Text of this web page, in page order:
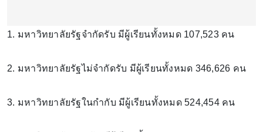
1. มหาวิทยาลัยรัฐจำกัดรับ มีผู้เรียนทั้งหมด 107,523 คน
2. มหาวิทยาลัยรัฐไม่จำกัดรับ มีผู้เรียนทั้งหมด 346,626 คน
3. มหาวิทยาลัยรัฐในกำกับ มีผู้เรียนทั้งหมด 524,454 คน